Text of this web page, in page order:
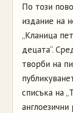
По този
издание на
„Кланица
децата“.
творби на
списъка на